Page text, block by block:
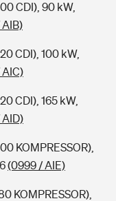
CDI), 90 kW,
CDI), 100 kW,
CDI), 165 kW,
KOMPRESSOR),
(0999 / AIE)
KOMPRESSOR),